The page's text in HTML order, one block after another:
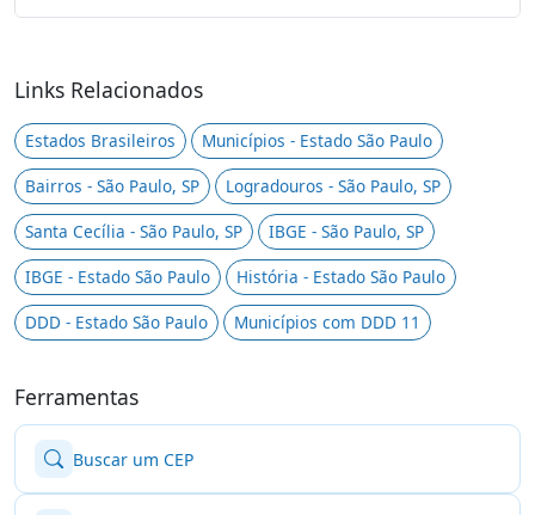
Links Relacionados
Estados Brasileiros
Municípios - Estado São Paulo
Bairros - São Paulo, SP
Logradouros - São Paulo, SP
Santa Cecília - São Paulo, SP
IBGE - São Paulo, SP
IBGE - Estado São Paulo
História - Estado São Paulo
DDD - Estado São Paulo
Municípios com DDD 11
Ferramentas
Buscar um CEP